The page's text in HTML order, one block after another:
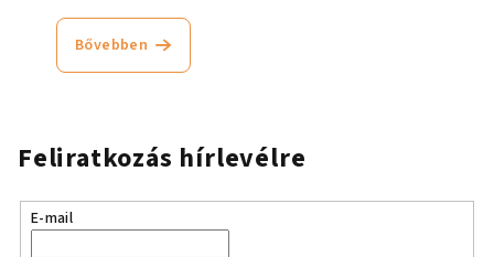
Bővebben
Feliratkozás hírlevélre
E-mail